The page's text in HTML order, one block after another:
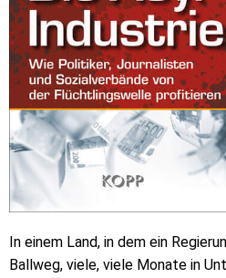
In einem Land, in dem ein
Ballweg, viele, viele Monate in